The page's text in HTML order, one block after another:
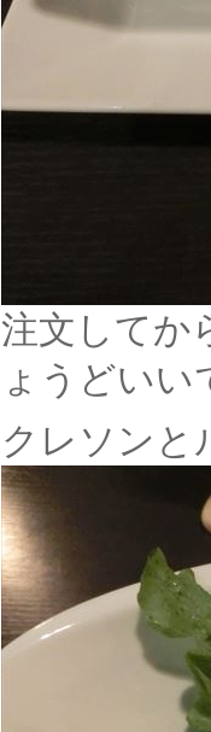
注文してか
ょうどいい
クレソンと